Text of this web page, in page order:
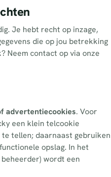
Je hebt recht op inzage,
die op jou betrekking
Neem contact op via onze
advertentiecookies. Voor
een klein telcookie
tellen; daarnaast gebruiken
opslag. In het
wordt een